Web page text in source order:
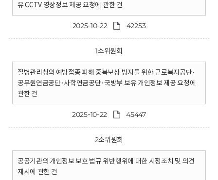
유 CCTV 영상정보 제공 요청에 관한 건
2025-10-22 42253
1소위원회
질병관리청의 예방접종 피해 중복보상 방지를 위한 근로복지공단·
공무원연금공단·사학연금공단·국방부 보유 개인정보 제공 요청에
관한 건
2025-10-22 45447
2소위원회
공공기관의 개인정보 보호 법규 위반행위에 대한 시정조치 및 의견
제시에 관한 건